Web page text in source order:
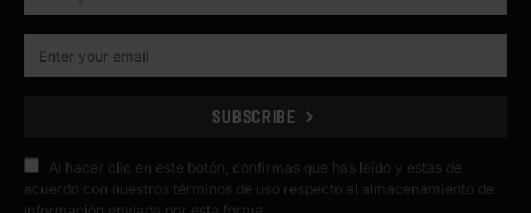
SUBSCRIBE
Al hacer clic en este botón, confirmas que has leído y estas de
acuerdo con nuestros términos de uso respecto al almacenamiento de